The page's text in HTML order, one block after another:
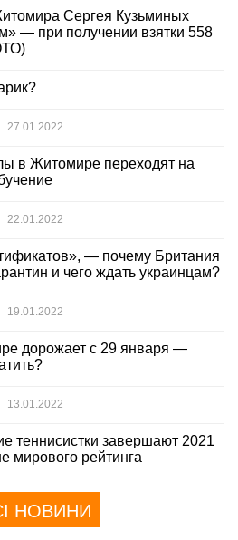
Сергея Кузьминых
— при получении взятки 558
27.01.2022
в Житомире переходят на
22.01.2022
— почему Британия
и чего ждать украинцам?
19.01.2022
дорожает с 29 января —
13.01.2022
теннисистки завершают 2021
мирового рейтинга
НОВИНИ